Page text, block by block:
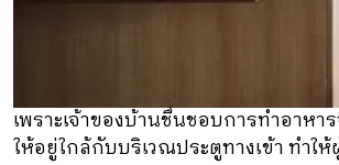
เพราะเจ้าของบ้านชื่นชอบการทำอาห
ให้อยู่ใกล้กับบริเวณประตูทางเข้า ทำใ